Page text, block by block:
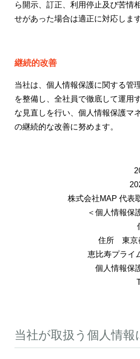
ら開示、訂正、利用停止及び苦情
せがあった場合は適正に対応します
継続的改善
当社は、個人情報保護に関する管
を整備し、全社員で徹底して運用
な見直しを行い、個人情報保護マ
の継続的な改善に努めます。
株式会社MAP 代
＜個人情報保
住所 東京
恵比寿プライ
個人情報保
当社が取扱う個人情報